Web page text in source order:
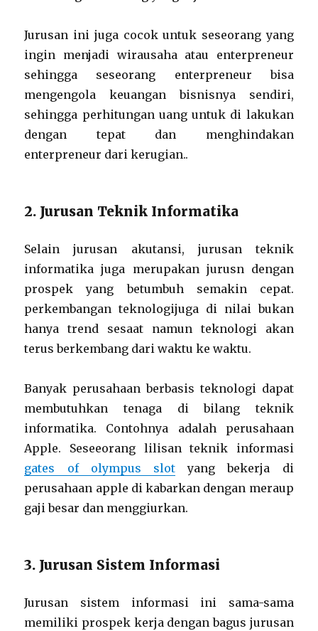
Jurusan ini juga cocok untuk seseorang yang
ingin menjadi wirausaha atau enterpreneur
sehingga seseorang enterpreneur bisa
mengengola keuangan bisnisnya sendiri,
sehingga perhitungan uang untuk di lakukan
dengan tepat dan menghindakan
enterpreneur dari kerugian..
2. Jurusan Teknik Informatika
Selain jurusan akutansi, jurusan teknik
informatika juga merupakan jurusn dengan
prospek yang betumbuh semakin cepat.
perkembangan teknologijuga di nilai bukan
hanya trend sesaat namun teknologi akan
terus berkembang dari waktu ke waktu.
Banyak perusahaan berbasis teknologi dapat
membutuhkan tenaga di bilang teknik
informatika. Contohnya adalah perusahaan
Apple. Seseeorang lilisan teknik informasi
gates of olympus slot yang bekerja di
perusahaan apple di kabarkan dengan meraup
gaji besar dan menggiurkan.
3. Jurusan Sistem Informasi
Jurusan sistem informasi ini sama-sama
memiliki prospek kerja dengan bagus jurusan